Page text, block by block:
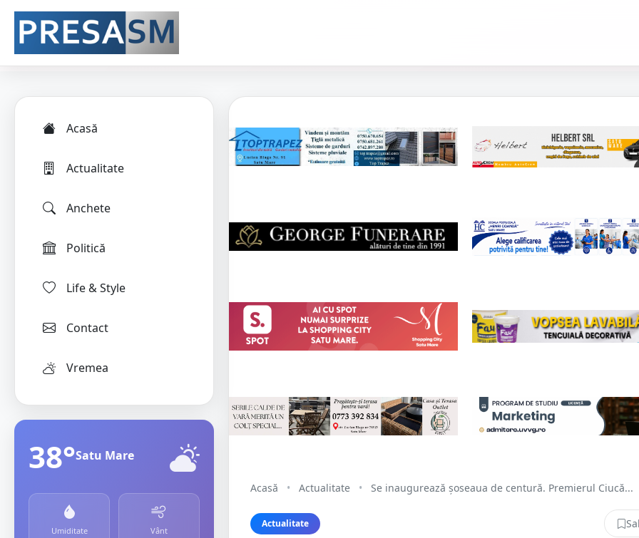
Acasă
Actualitate
Anchete
Politică
Life & Style
Contact
Vremea
38°Satu Mare
Umiditate Vânt
Acasă • Actualitate • Se inaugurează șoseaua de centură. Premierul Ciucă...
Actualitate